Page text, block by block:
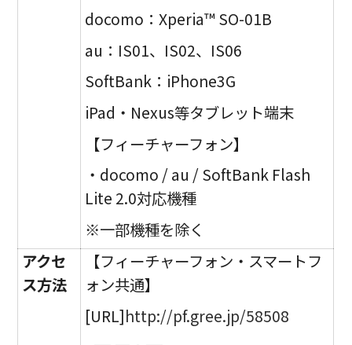
docomo：Xperia™ SO-01B
au：IS01、IS02、IS06
SoftBank：iPhone3G
iPad・Nexus等タブレット端末
【フィーチャーフォン】
・docomo / au / SoftBank Flash
Lite 2.0対応機種
※一部機種を除く
アクセ
ス方法
【フィーチャーフォン・スマートフ
ォン共通】
[URL]http://pf.gree.jp/58508